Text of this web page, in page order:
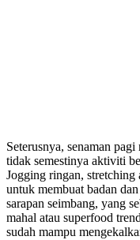
Seterusnya, senaman
tidak semestinya aktiviti
Jogging ringan, stretching
untuk membuat badan
sarapan seimbang, yang
mahal atau superfood
sudah mampu